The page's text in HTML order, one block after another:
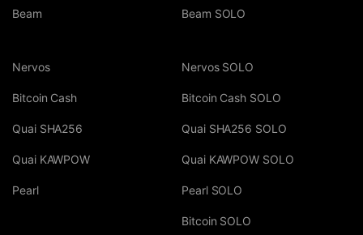
Beam Beam SOLO
Nervos
Bitcoin Cash
Quai SHA256
Quai KAWPOW
Pearl
Nervos SOLO
Bitcoin Cash SOLO
Quai SHA256 SOLO
Quai KAWPOW SOLO
Pearl SOLO
Bitcoin SOLO